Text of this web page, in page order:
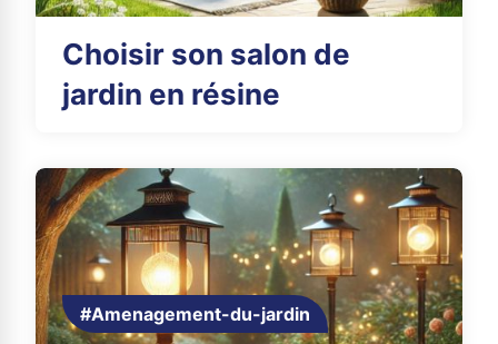
Choisir son salon de
jardin en résine
#Amenagement-du-jardin